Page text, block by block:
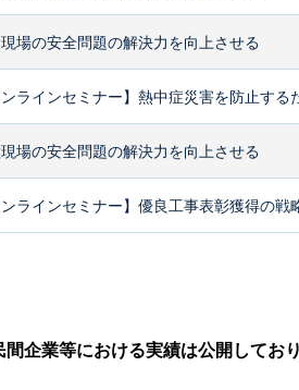
場の安全問題の解決力を向上させる
ンラインセミナー】熱中症災害を防止する
場の安全問題の解決力を向上させる
ンラインセミナー】優良工事表彰獲得の
企業等における実績は公開しており